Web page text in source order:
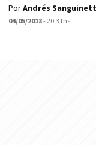
PorAndrés
04/05/2018- 20:31hs